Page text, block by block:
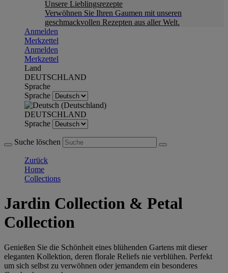
Unsere Lieblingsrezepte
Verwöhnen Sie Ihren Gaumen mit unseren
geschmackvollen Rezepten aus aller Welt.
Anmelden
Merkzettel
Anmelden
Merkzettel
Land
DEUTSCHLAND
Sprache
Sprache
DEUTSCHLAND
Sprache
Suche löschen
Zurück
Home
Collections
Jardin Collection & Petal
Collection
Genießen Sie die Schönheit eines blühenden Gartens mit dieser
eleganten Kollektion, deren florale Reliefs nie verblühen. Perfekt
um sich selbst zu verwöhnen oder jemandem ein besonderes